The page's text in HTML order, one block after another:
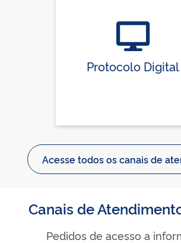
Protocolo Digital
Acesse todos os canais de
Canais de
Pedidos de acesso a